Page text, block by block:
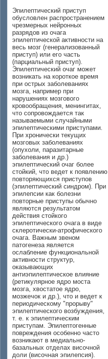
Эпилептический приступ
обусловлен распространением
чрезмерных нейронных
разрядов из очага
эпилептической активности на
весь мозг (генерализованный
приступ) или его часть
(парциальный приступ).
Эпилептический очаг может
возникать на короткое время
при острых заболеваниях
мозга, например при
нарушениях мозгового
кровообращения, менингитах,
что сопровождается так
называемыми случайными
эпилептическими приступами.
При хронически текущих
мозговых заболеваниях
(опухоли, паразитарные
заболевания и др.)
эпилептический очаг более
стойкий, что ведет к появлению
повторяющихся приступов
(эпилептический синдром). При
эпилепсии как болезни
повторные приступы обычно
являются результатом
действия стойкого
эпилептического очага в виде
склеротически-атрофического
очага. Важным звеном
патогенеза является
ослабление функциональной
активности структур,
оказывающих
антиэпилептическое влияние
(ретикулярное ядро моста
мозга, хвостатое ядро,
мозжечок и др.), что и ведет к
периодическому "прорыву"
эпилептического возбуждения,
т. е. к эпилептическим
приступам. Эпилептогенные
повреждения особенно часто
возникают в медиально-
базальных отделах височной
доли (височная эпилепсия).